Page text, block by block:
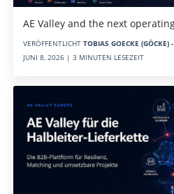
AE Valley and the next
VERÖFFENTLICHT TOBIAS GOECKE (GÖCKE)
JUNI 8, 2026 | 3 MINUTEN LESEZEIT